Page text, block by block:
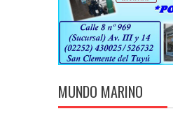
MUNDO MARINO